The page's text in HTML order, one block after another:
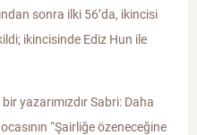
sonra ilki 56’da, ikincisi
ikincisinde Ediz Hun ile
yazarımızdır Sabri: Daha
“Şairliğe özeneceğine